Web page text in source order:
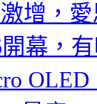
增，
開幕，